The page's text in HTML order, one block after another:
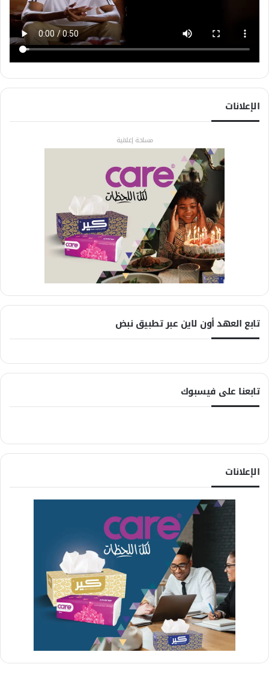
الإعلانات
مساحة إعلانية
تابع العهد أون لاين عبر تطبيق نبض
تابعنا على فيسبوك
الإعلانات